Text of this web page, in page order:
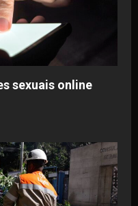
sexuais online